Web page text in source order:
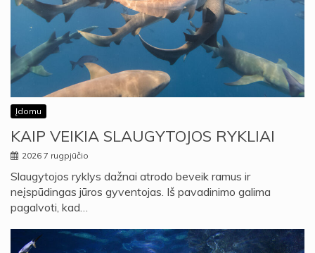
Įdomu
KAIP VEIKIA SLAUGYTOJOS RYKLIAI
2026 7 rugpjūčio
Slaugytojos ryklys dažnai atrodo beveik ramus ir
neįspūdingas jūros gyventojas. Iš pavadinimo galima
pagalvoti, kad…